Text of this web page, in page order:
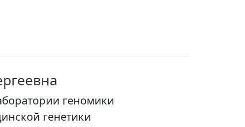
геномики
генетики